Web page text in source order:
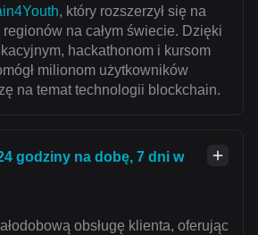
, który rozszerzył się na
na całym świecie. Dzięki
hackathonom i kursom
milionom użytkowników
na temat technologii blockchain.
godziny na dobę, 7 dni w
obsługę klienta, oferując